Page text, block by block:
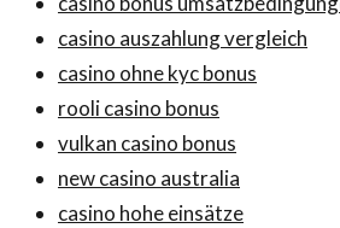
casino auszahlung vergleich
casino ohne kyc bonus
rooli casino bonus
vulkan casino bonus
new casino australia
casino hohe einsätze